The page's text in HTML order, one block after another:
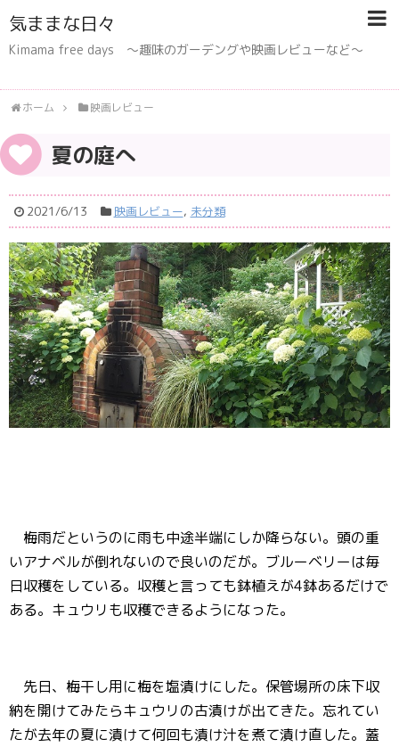
気ままな日々
Kimama free days 〜趣味のガーデングや映画レビューなど〜
ホーム 映画レビュー
夏の庭へ
2021/6/13 映画レビュー, 未分類
梅雨だというのに雨も中途半端にしか降らない。頭の重
いアナベルが倒れないので良いのだが。ブルーベリーは毎
日収穫をしている。収穫と言っても鉢植えが4鉢あるだけで
ある。キュウリも収穫できるようになった。
先日、梅干し用に梅を塩漬けにした。保管場所の床下収
納を開けてみたらキュウリの古漬けが出てきた。忘れてい
たが去年の夏に漬けて何回も漬け汁を煮て漬け直した。蓋